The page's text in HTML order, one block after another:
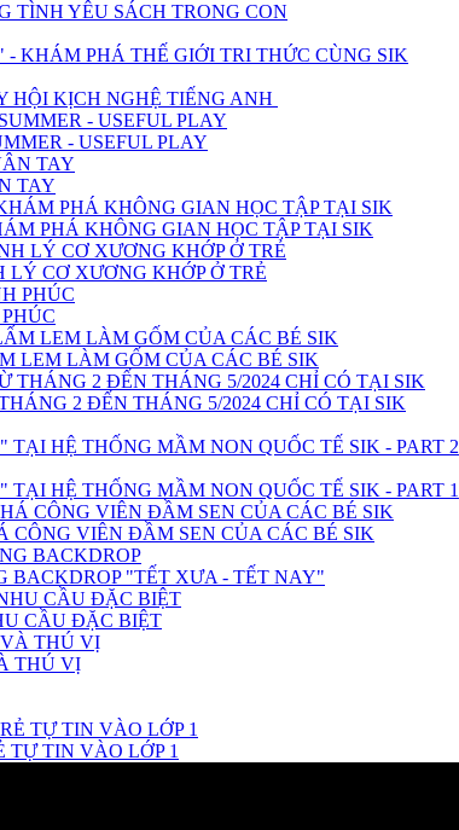
TÌNH YÊU SÁCH TRONG CON
KHÁM PHÁ THẾ GIỚI TRI THỨC CÙNG SIK
HỘI KỊCH NGHỆ TIẾNG ANH
- USEFUL PLAY
TAY
PHÁ KHÔNG GIAN HỌC TẬP TẠI SIK
LÝ CƠ XƯƠNG KHỚP Ở TRẺ
LEM LÀM GỐM CỦA CÁC BÉ SIK
2 ĐẾN THÁNG 5/2024 CHỈ CÓ TẠI SIK
HỆ THỐNG MẦM NON QUỐC TẾ SIK - PART 2
HỆ THỐNG MẦM NON QUỐC TẾ SIK - PART 1
VIÊN ĐẦM SEN CỦA CÁC BÉ SIK
BACKDROP "TẾT XƯA - TẾT NAY"
CẦU ĐẶC BIỆT
THÚ VỊ
TỰ TIN VÀO LỚP 1